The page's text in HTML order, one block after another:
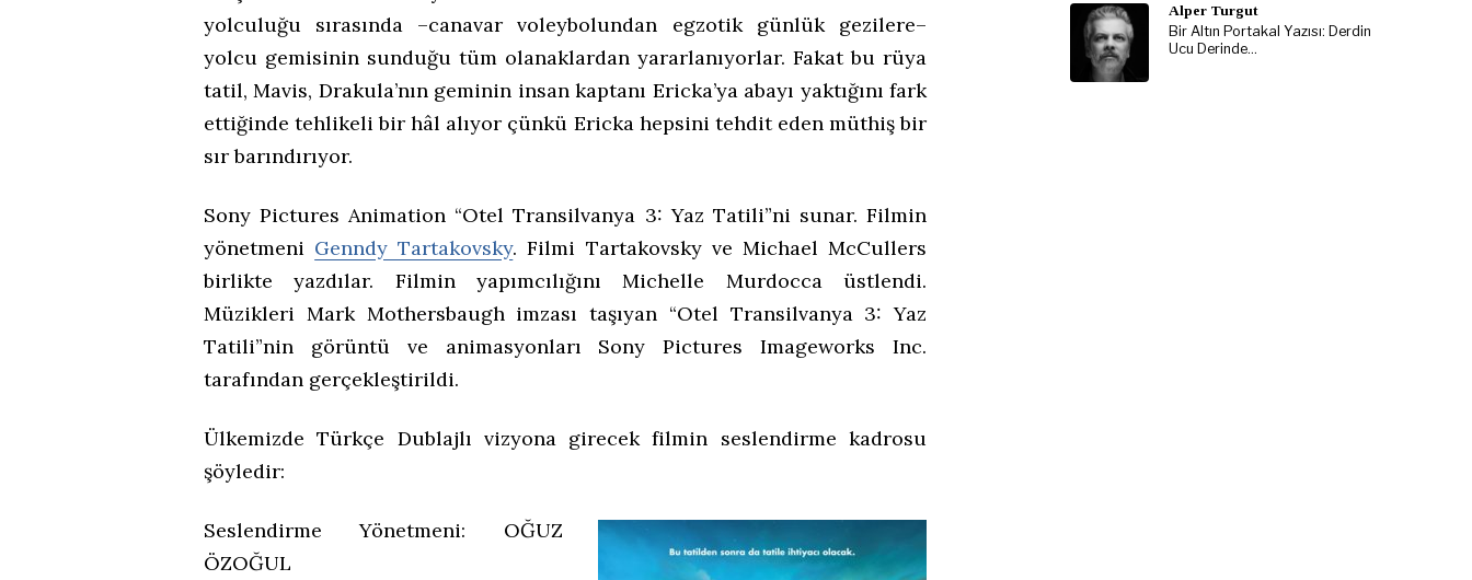
yolculuğu sırasında –canavar voleybolundan egzotik günlük gezilere–
yolcu gemisinin sunduğu tüm olanaklardan yararlanıyorlar. Fakat bu rüya
tatil, Mavis, Drakula’nın geminin insan kaptanı Ericka’ya abayı yaktığını fark
ettiğinde tehlikeli bir hâl alıyor çünkü Ericka hepsini tehdit eden müthiş bir
sır barındırıyor.
Sony Pictures Animation “Otel Transilvanya 3: Yaz Tatili”ni sunar. Filmin
yönetmeni Genndy Tartakovsky. Filmi Tartakovsky ve Michael McCullers
birlikte yazdılar. Filmin yapımcılığını Michelle Murdocca üstlendi.
Müzikleri Mark Mothersbaugh imzası taşıyan “Otel Transilvanya 3: Yaz
Tatili”nin görüntü ve animasyonları Sony Pictures Imageworks Inc.
tarafından gerçekleştirildi.
Ülkemizde Türkçe Dublajlı vizyona girecek filmin seslendirme kadrosu
şöyledir:
Seslendirme Yönetmeni: OĞUZ
ÖZOĞUL
Alper Turgut
Bir Altın Portakal Yazısı: Derdin
Ucu Derinde…